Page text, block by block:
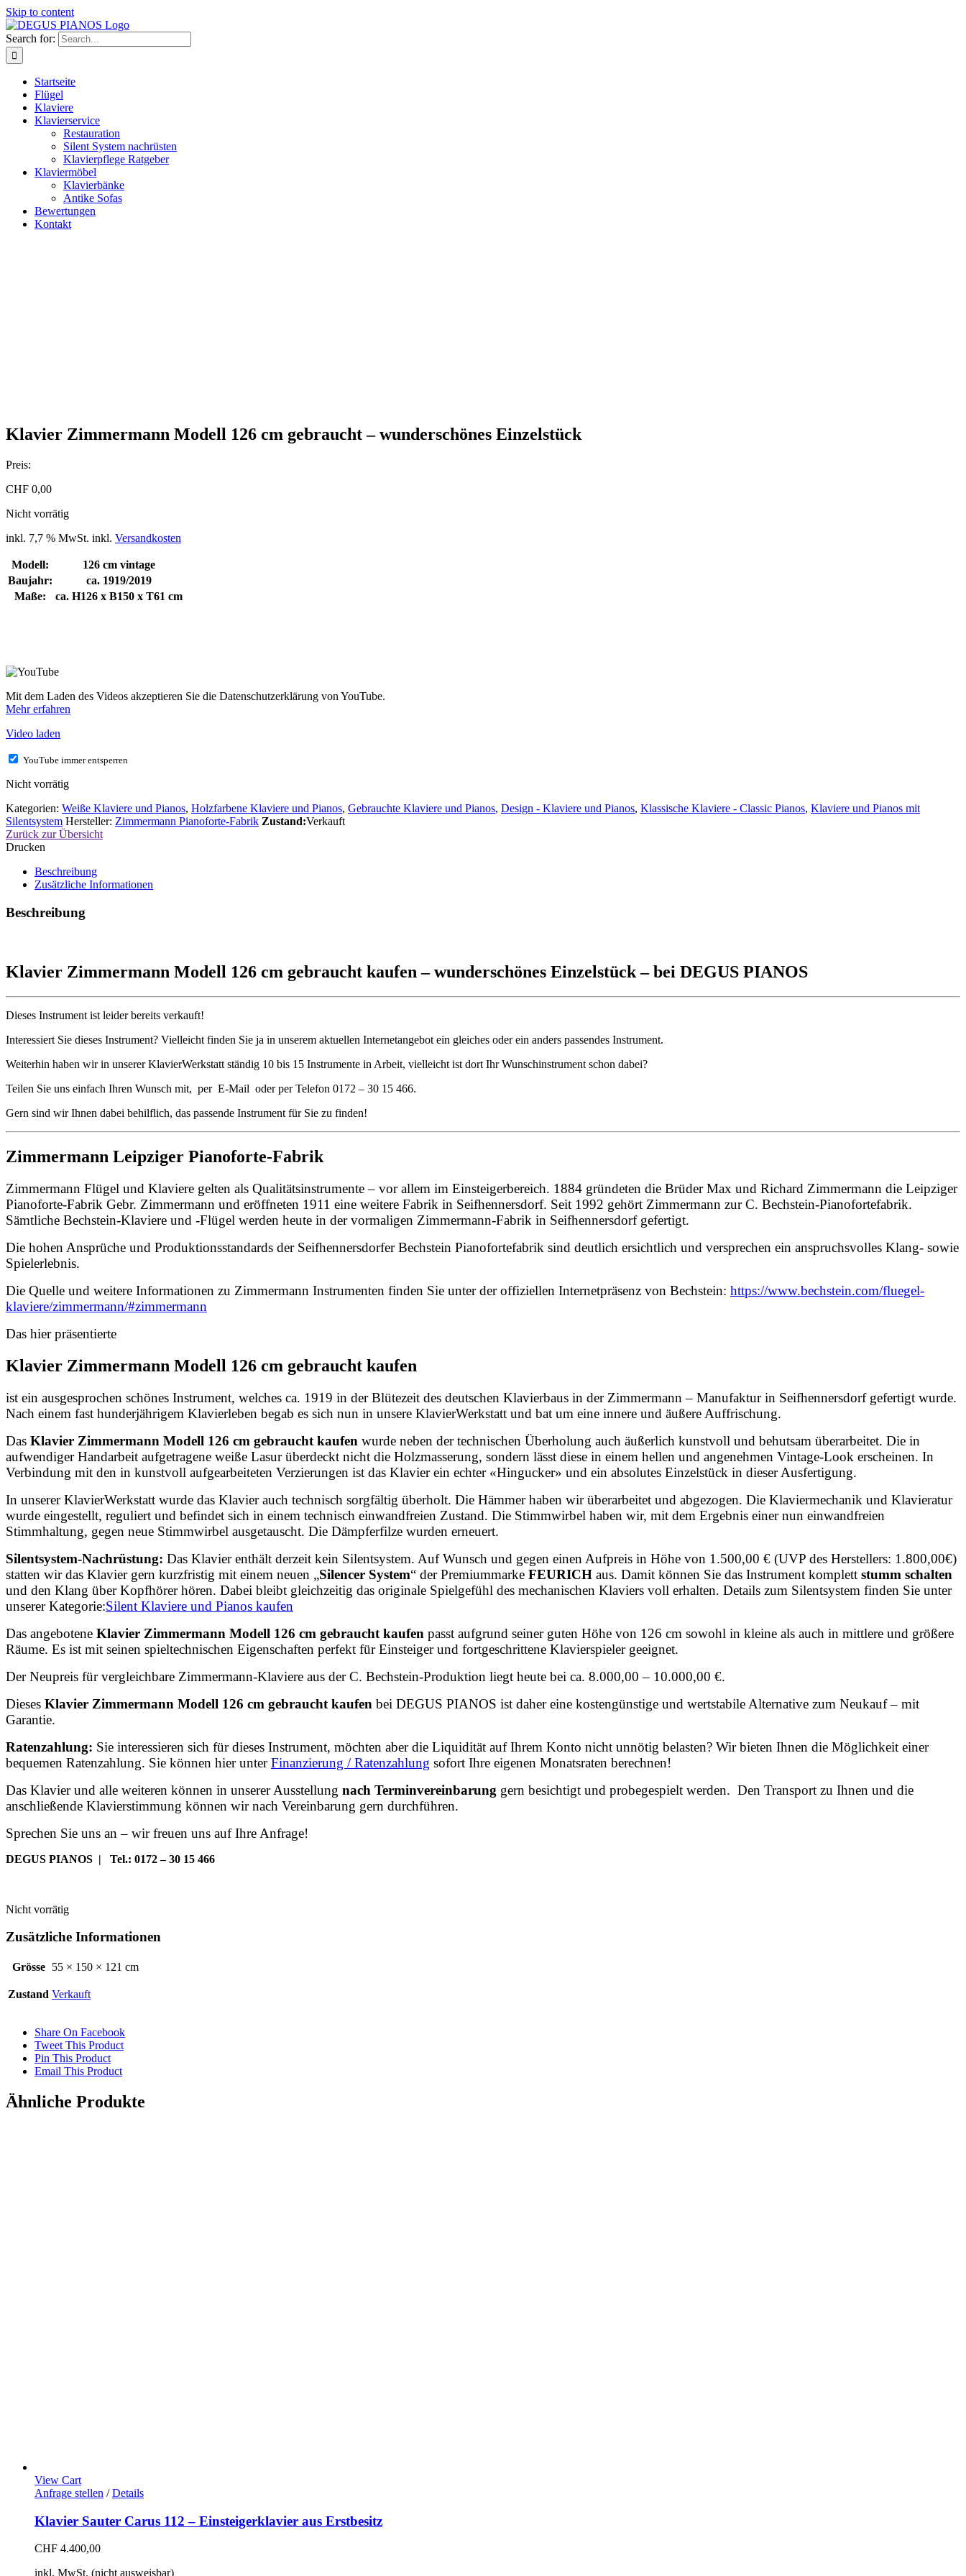
Skip to content
Search for:
Startseite
Flügel
Klaviere
Klavierservice
Restauration
Silent System nachrüsten
Klavierpflege Ratgeber
Klaviermöbel
Klavierbänke
Antike Sofas
Bewertungen
Kontakt
Klavier Zimmermann Modell 126 cm gebraucht – wunderschönes Einzelstück
Preis:
CHF 0,00
Nicht vorrätig
inkl. 7,7 % MwSt. inkl. Versandkosten
Modell:
126 cm vintage
Baujahr:
ca. 1919/2019
Maße:
ca. H126 x B150 x T61 cm
Mit dem Laden des Videos akzeptieren Sie die Datenschutzerklärung von YouTube.
Mehr erfahren
Video laden
YouTube immer entsperren
Nicht vorrätig
Kategorien: Weiße Klaviere und Pianos, Holzfarbene Klaviere und Pianos, Gebrauchte Klaviere und Pianos, Design - Klaviere und Pianos, Klassische Klaviere - Classic Pianos, Klaviere und Pianos mit
Silentsystem Hersteller: Zimmermann Pianoforte-Fabrik Zustand:Verkauft
Zurück zur Übersicht
Drucken
Beschreibung
Zusätzliche Informationen
Beschreibung
Klavier Zimmermann Modell 126 cm gebraucht kaufen – wunderschönes Einzelstück – bei DEGUS PIANOS
Dieses Instrument ist leider bereits verkauft!
Interessiert Sie dieses Instrument? Vielleicht finden Sie ja in unserem aktuellen Internetangebot ein gleiches oder ein anders passendes Instrument.
Weiterhin haben wir in unserer KlavierWerkstatt ständig 10 bis 15 Instrumente in Arbeit, vielleicht ist dort Ihr Wunschinstrument schon dabei?
Teilen Sie uns einfach Ihren Wunsch mit, per E-Mail oder per Telefon 0172 – 30 15 466.
Gern sind wir Ihnen dabei behilflich, das passende Instrument für Sie zu finden!
Zimmermann Leipziger Pianoforte-Fabrik
Zimmermann Flügel und Klaviere gelten als Qualitätsinstrumente – vor allem im Einsteigerbereich. 1884 gründeten die Brüder Max und Richard Zimmermann die Leipziger
Pianoforte-Fabrik Gebr. Zimmermann und eröffneten 1911 eine weitere Fabrik in Seifhennersdorf. Seit 1992 gehört Zimmermann zur C. Bechstein-Pianofortefabrik.
Sämtliche Bechstein-Klaviere und -Flügel werden heute in der vormaligen Zimmermann-Fabrik in Seifhennersdorf gefertigt.
Die hohen Ansprüche und Produktionsstandards der Seifhennersdorfer Bechstein Pianofortefabrik sind deutlich ersichtlich und versprechen ein anspruchsvolles Klang- sowie
Spielerlebnis.
Die Quelle und weitere Informationen zu Zimmermann Instrumenten finden Sie unter der offiziellen Internetpräsenz von Bechstein: https://www.bechstein.com/fluegel-
klaviere/zimmermann/#zimmermann
Das hier präsentierte
Klavier Zimmermann Modell 126 cm gebraucht kaufen
ist ein ausgesprochen schönes Instrument, welches ca. 1919 in der Blütezeit des deutschen Klavierbaus in der Zimmermann – Manufaktur in Seifhennersdorf gefertigt wurde.
Nach einem fast hunderjährigem Klavierleben begab es sich nun in unsere KlavierWerkstatt und bat um eine innere und äußere Auffrischung.
Das Klavier Zimmermann Modell 126 cm gebraucht kaufen wurde neben der technischen Überholung auch äußerlich kunstvoll und behutsam überarbeitet. Die in
aufwendiger Handarbeit aufgetragene weiße Lasur überdeckt nicht die Holzmasserung, sondern lässt diese in einem hellen und angenehmen Vintage-Look erscheinen. In
Verbindung mit den in kunstvoll aufgearbeiteten Verzierungen ist das Klavier ein echter «Hingucker» und ein absolutes Einzelstück in dieser Ausfertigung.
In unserer KlavierWerkstatt wurde das Klavier auch technisch sorgfältig überholt. Die Hämmer haben wir überarbeitet und abgezogen. Die Klaviermechanik und Klavieratur
wurde eingestellt, reguliert und befindet sich in einem technisch einwandfreien Zustand. Die Stimmwirbel haben wir, mit dem Ergebnis einer nun einwandfreien
Stimmhaltung, gegen neue Stimmwirbel ausgetauscht. Die Dämpferfilze wurden erneuert.
Silentsystem-Nachrüstung: Das Klavier enthält derzeit kein Silentsystem. Auf Wunsch und gegen einen Aufpreis in Höhe von 1.500,00 € (UVP des Herstellers: 1.800,00€)
statten wir das Klavier gern kurzfristig mit einem neuen „Silencer System“ der Premiummarke FEURICH aus. Damit können Sie das Instrument komplett stumm schalten
und den Klang über Kopfhörer hören. Dabei bleibt gleichzeitig das originale Spielgefühl des mechanischen Klaviers voll erhalten. Details zum Silentsystem finden Sie unter
unserer Kategorie:Silent Klaviere und Pianos kaufen
Das angebotene Klavier Zimmermann Modell 126 cm gebraucht kaufen passt aufgrund seiner guten Höhe von 126 cm sowohl in kleine als auch in mittlere und größere
Räume. Es ist mit seinen spieltechnischen Eigenschaften perfekt für Einsteiger und fortgeschrittene Klavierspieler geeignet.
Der Neupreis für vergleichbare Zimmermann-Klaviere aus der C. Bechstein-Produktion liegt heute bei ca. 8.000,00 – 10.000,00 €.
Dieses Klavier Zimmermann Modell 126 cm gebraucht kaufen bei DEGUS PIANOS ist daher eine kostengünstige und wertstabile Alternative zum Neukauf – mit
Garantie.
Ratenzahlung: Sie interessieren sich für dieses Instrument, möchten aber die Liquidität auf Ihrem Konto nicht unnötig belasten? Wir bieten Ihnen die Möglichkeit einer
bequemen Ratenzahlung. Sie können hier unterFinanzierung / Ratenzahlung sofort Ihre eigenen Monatsraten berechnen!
Das Klavier und alle weiteren können in unserer Ausstellung nach Terminvereinbarung gern besichtigt und probegespielt werden. Den Transport zu Ihnen und die
anschließende Klavierstimmung können wir nach Vereinbarung gern durchführen.
Sprechen Sie uns an – wir freuen uns auf Ihre Anfrage!
DEGUS PIANOS | Tel.: 0172 – 30 15 466
Nicht vorrätig
Zusätzliche Informationen
Grösse 55 × 150 × 121 cm
Zustand Verkauft
Share On Facebook
Tweet This Product
Pin This Product
Email This Product
Ähnliche Produkte
View Cart
Anfrage stellen / Details
Klavier Sauter Carus 112 – Einsteigerklavier aus Erstbesitz
CHF 4.400,00
inkl. MwSt. (nicht ausweisbar)